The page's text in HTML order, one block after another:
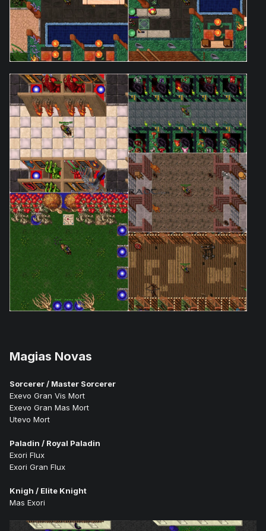
Magias Novas
Sorcerer / Master Sorcerer
Exevo Gran Vis Mort
Exevo Gran Mas Mort
Utevo Mort
Paladin / Royal Paladin
Exori Flux
Exori Gran Flux
Knigh / Elite Knight
Mas Exori